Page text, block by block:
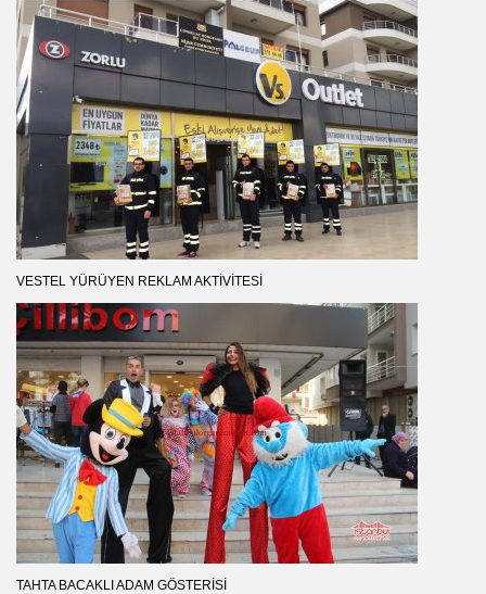
VESTEL YÜRÜYEN REKLAM AKTIVITESI
TAHTA BACAKLI ADAM GÖSTERISI